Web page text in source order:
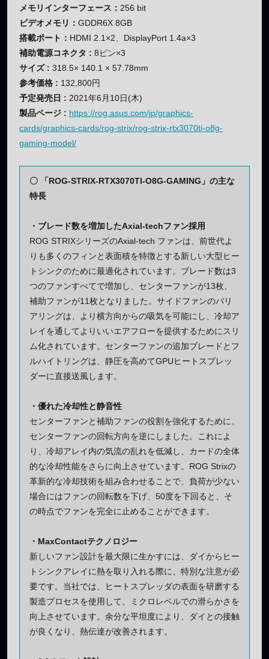
メモリインターフェース： 256 bit
ビデオメモリ： GDDR6X 8GB
搭載ポート： HDMI 2.1×2、DisplayPort 1.4a×3
補助電源コネクタ : 8ピン×3
サイズ : 318.5× 140.1 × 57.78mm
参考価格 : 132,800円
予定発売日 : 2021年6月10日(木)
製品ページ : https://rog.asus.com/jp/graphics-
cards/graphics-cards/rog-strix/rog-strix-rtx3070ti-o8g-
gaming-model/
〇 「ROG-STRIX-RTX3070TI-O8G-GAMING」の主な
特長
・ブレード数を増加したAxial-techファン採用
ROG STRIXシリーズのAxial-tech ファンは、前世代よ
りも多くのフィンと表面積を特徴とする新しい大型ヒー
トシンクのために最適化されています。ブレード数は3
つのファンすべてで増加し、センターファンが13枚、
補助ファンが11枚となりました。サイドファンのバリ
アリングは、より横方向からの吸気を可能にし、冷却ア
レイを通してよりいいエアフローを提供するためにスリ
ム化されています。センターファンの追加ブレードとフ
ルハイトリングは、静圧を高めてGPUヒートスプレッ
ダーに直接送風します。
・優れた冷却性と静音性
センターファンと補助ファンの役割を強化するために、
センターファンの回転方向を逆にしました。これによ
り、冷却アレイ内の気流の乱れを低減し、カードの全体
的な冷却性能をさらに向上させています。ROG Strixの
革新的な冷却技術を組み合わせることで、負荷が少ない
場合にはファンの回転数を下げ、50度を下回ると、そ
の時点でファンを完全に止めることができます。
・MaxContactテクノロジー
新しいファン設計を最大限に生かすには、ダイからヒー
トシンクアレイに熱を取り入れる際に、特別な注意が必
要です。当社では、ヒートスプレッダの表面を研磨する
製造プロセスを使用して、ミクロレベルでの滑らかさを
向上させています。余分な平坦度により、ダイとの接触
が良くなり、熱伝達が改善されます。